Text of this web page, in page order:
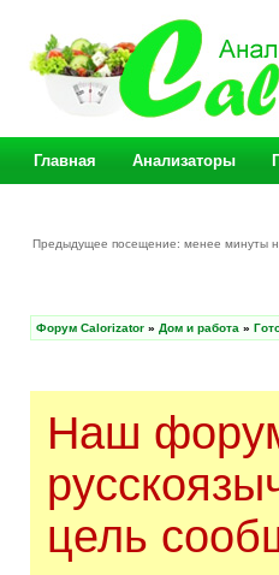
Главная Анализаторы
Предыдущее посещение: менее минуты
Форум Calorizator » Дом и работа »
Наш
цель